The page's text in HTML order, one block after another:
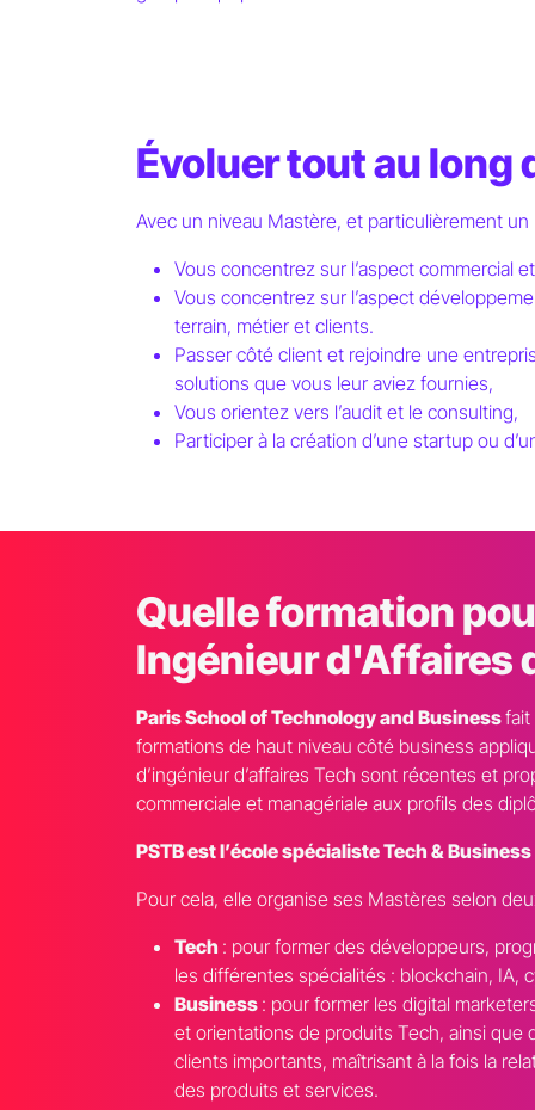
Évoluer tout au long
Avec un niveau Mastère, et particulièrement un
Vous concentrez sur l’aspect commercial
Vous concentrez sur l’aspect
terrain, métier et clients.
Passer côté client et rejoindre une
solutions que vous leur aviez fournies,
Vous orientez vers l’audit et le consulting,
Participer à la création d’une startup ou
Quelle formation
Ingénieur d'Affaires
Paris School of Technology and Businessfait
formations de haut niveau côté business
d’ingénieur d’affaires Tech sont récentes et
commerciale et managériale aux profils des
PSTB est l’école spécialiste Tech &
Pour cela, elle organise ses Mastères selon
Tech : pour former des développeurs,
les différentes spécialités : blockchain, IA,
Business : pour former les digital
et orientations de produits Tech, ainsi que
clients importants, maîtrisant à la fois la
des produits et services.